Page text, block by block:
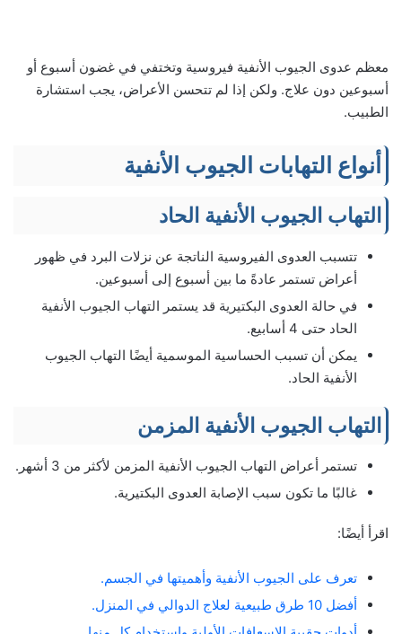
معظم عدوى الجيوب الأنفية فيروسية وتختفي في غضون أسبوع أو
أسبوعين دون علاج. ولكن إذا لم تتحسن الأعراض، يجب استشارة
الطبيب.
أنواع التهابات الجيوب الأنفية
التهاب الجيوب الأنفية الحاد
تتسبب العدوى الفيروسية الناتجة عن نزلات البرد في ظهور
أعراض تستمر عادةً ما بين أسبوع إلى أسبوعين.
في حالة العدوى البكتيرية قد يستمر التهاب الجيوب الأنفية
الحاد حتى 4 أسابيع.
يمكن أن تسبب الحساسية الموسمية أيضًا التهاب الجيوب
الأنفية الحاد.
التهاب الجيوب الأنفية المزمن
تستمر أعراض التهاب الجيوب الأنفية المزمن لأكثر من 3 أشهر.
غالبًا ما تكون سبب الإصابة العدوى البكتيرية.
اقرأ أيضًا:
تعرف على الجيوب الأنفية وأهميتها في الجسم.
أفضل 10 طرق طبيعية لعلاج الدوالي في المنزل.